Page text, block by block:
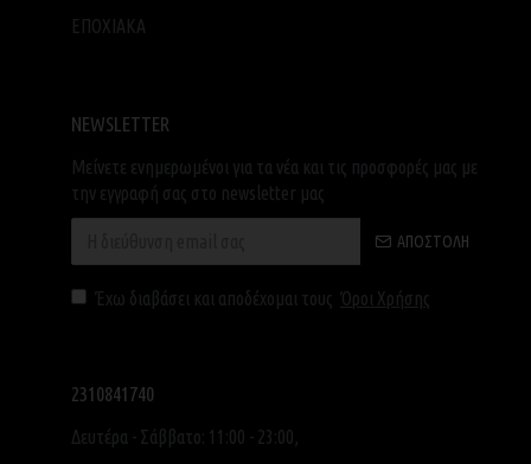
ΕΠΟΧΙΑΚΑ
NEWSLETTER
Μείνετε ενημερωμένοι για τα νέα και τις προσφορές μας με
την εγγραφή σας στο newsletter μας
ΑΠΟΣΤΟΛΉ
Έχω διαβάσει και αποδέχομαι τους Όροι Χρήσης
2310841740
Δευτέρα - Σάββατο: 11:00 - 23:00,